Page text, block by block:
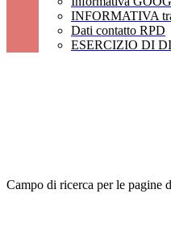
INFORMATIVA
Dati contatto RPD
ESERCIZIO DI
Campo di ricerca per le pagine